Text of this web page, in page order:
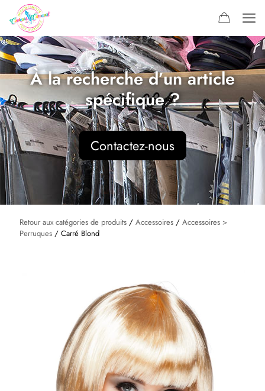
À la recherche d’un article
spécifique ?
Contactez-nous
Retour aux catégories de produits / Accessoires / Accessoires >
Perruques / Carré Blond